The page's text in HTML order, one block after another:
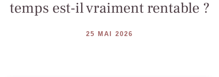
temps est-il vraiment rentable ?
25 MAI 2026